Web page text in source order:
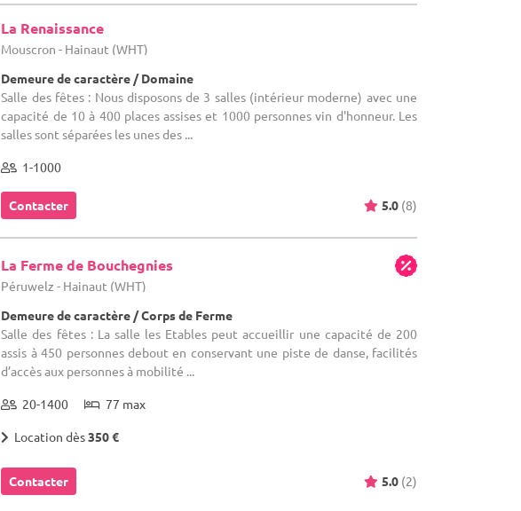
La Renaissance
Mouscron - Hainaut (WHT)
Demeure de caractère / Domaine
Salle des fêtes : Nous disposons de 3 salles (intérieur moderne) avec une
capacité de 10 à 400 places assises et 1000 personnes vin d'honneur. Les
salles sont séparées les unes des ...
1-1000
Contacter 5.0 (8)
La Ferme de Bouchegnies
Péruwelz - Hainaut (WHT)
Demeure de caractère / Corps de Ferme
Salle des fêtes : La salle les Etables peut accueillir une capacité de 200
assis à 450 personnes debout en conservant une piste de danse, facilités
d’accès aux personnes à mobilité ...
20-1400 77 max
Location dès350 €
Contacter 5.0 (2)